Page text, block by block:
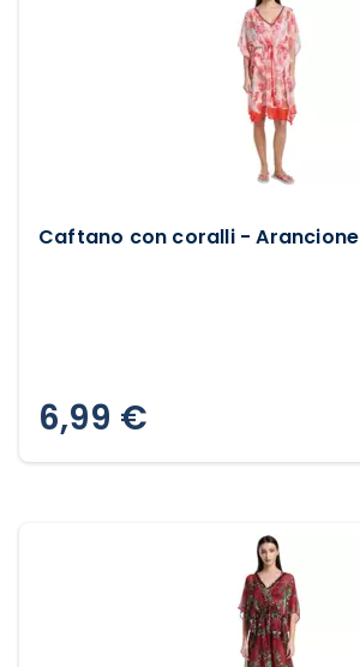
Caftano con coralli - Arancione
6,99 €